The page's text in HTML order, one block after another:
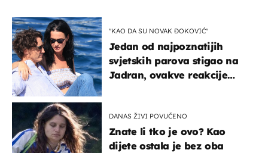
"KAO DA SU NOVAK ĐOKOVIĆ"
Jedan od najpoznatijih
svjetskih parova stigao na
Jadran, ovakve reakcije
DANAS ŽIVI POVUČENO
Znate li tko je ovo? Kao
dijete ostala je bez oba